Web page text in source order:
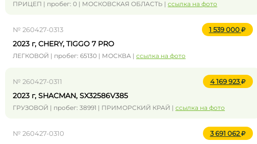
ПРИЦЕП | пробег: 0 | МОСКОВСКАЯ ОБЛАСТЬ | ссылка на фото
№ 260427-0313 1 539 000
2023 г, CHERY, TIGGO 7 PRO
ЛЕГКОВОЙ | пробег: 65130 | МОСКВА | ссылка на фото
№ 260427-0311 4 169 923
2023 г, SHACMAN, SX32586V385
ГРУЗОВОЙ | пробег: 38991 | ПРИМОРСКИЙ КРАЙ | ссылка на фото
№ 260427-0310 3 691 062